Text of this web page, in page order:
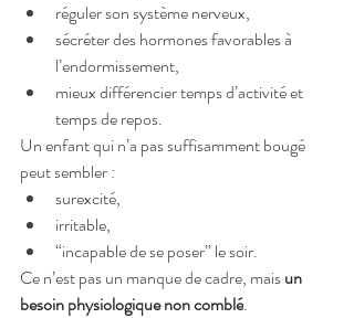
réguler son système nerveux,
sécréter des hormones favorables à
l’endormissement,
mieux différencier temps d’activité et
temps de repos.
Un enfant qui n’a pas suffisamment bougé
peut sembler :
surexcité,
irritable,
“incapable de se poser” le soir.
Ce n’est pas un manque de cadre, mais un
besoin physiologique non comblé.